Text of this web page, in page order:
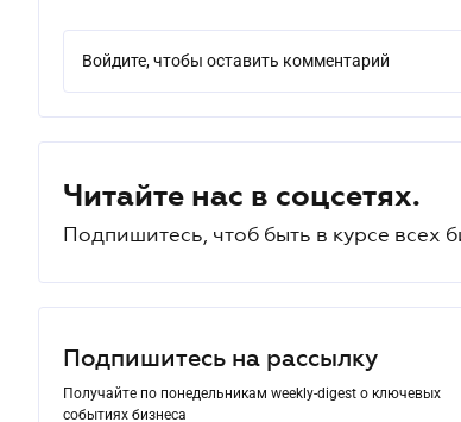
Войдите, чтобы оставить комментарий
Читайте нас в соцсетях.
Подпишитесь, чтоб быть в курсе всех
Подпишитесь на рассылку
Получайте по понедельникам weekly-digest о ключевых
событиях бизнеса